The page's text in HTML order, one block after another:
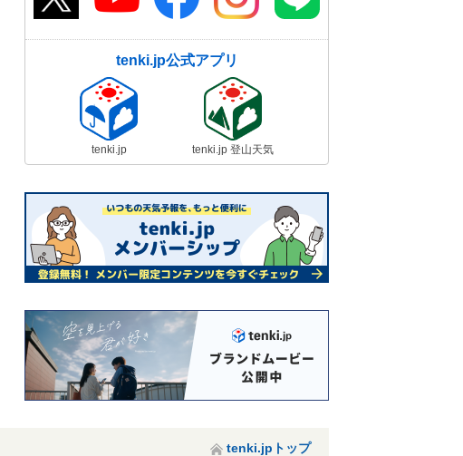
tenki.jp公式アプリ
tenki.jp tenki.jp 登山天気
tenki.jpトップ